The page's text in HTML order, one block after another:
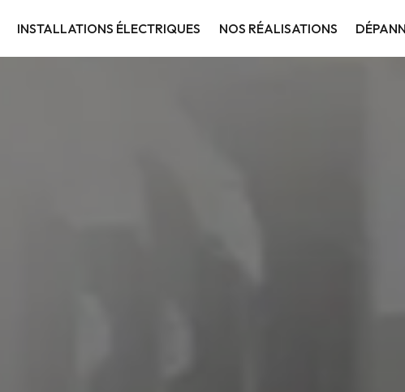
INSTALLATIONS ÉLECTRIQUES NOS RÉALISATIONS